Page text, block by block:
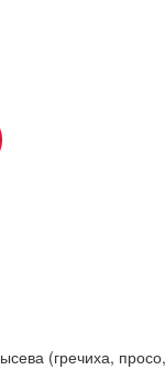
(гречиха,